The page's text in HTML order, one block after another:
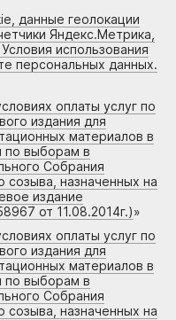
данные геолокации
Яндекс.Метрика,
использования
персональных данных.
оплаты услуг по
издания для
материалов в
по выборам в
Собрания
созыва, назначенных на
издание
от 11.08.2014г.)»
оплаты услуг по
издания для
материалов в
по выборам в
Собрания
созыва, назначенных на